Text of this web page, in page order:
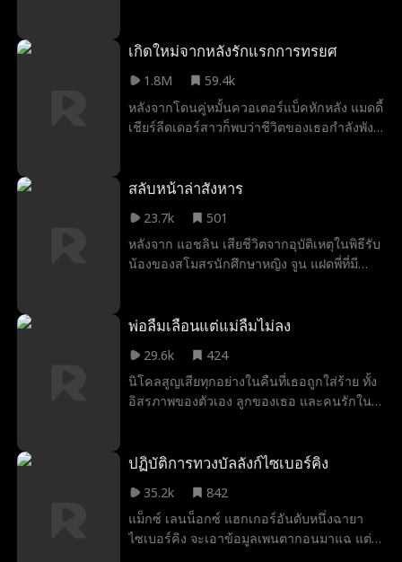
เขาจะถูกเปิดเผยขึ้นมา
งานแต่งงานใหม่ อลิซเห็นสามีของเธออีกครั้ง
เกิดใหม่จากหลังรักแรกการทรยศ
1.8M
59.4k
หลังจากโดนคู่หมั้นควอเตอร์แบ็คหักหลัง แมดดี้
เชียร์ลีดเดอร์สาวก็พบว่าชีวิตของเธอกำลังพัง
อย่างแปลกประหลาด แต่เธอต้องเผชิญกับบท
และแม่ของคาเมรอนวางแผนจะทำทุกอย่างเพื่อ
แยกทั้งคู่จากกัน
สลับหน้าล่าสังหาร
23.7k
501
หลังจาก แอชลิน เสียชีวิตจากอุบัติเหตุในพิธีรับ
น้องของสโมสรนักศึกษาหญิง จูน แฝดพี่ที่มี
เพื่อนสนิทหักเหลี่ยมโหดของแอชลินและแฟน
พ่อลืมเลือนแต่แม่ลืมไม่ลง
29.6k
424
นิโคลสูญเสียทุกอย่างในคืนที่เธอถูกใส่ร้าย ทั้ง
อิสรภาพของตัวเอง ลูกของเธอ และคนรักใน
หมั้นที่ยังถูกหลอกหลอนโดยผู้หญิงที่เขาเคยรัก
ว่าเธอคือนิโคล ความลับค่อย ๆ ปะทุขึ้นความ
ทรงจำหวนกลับ และไลลาลูกสาวที่ถูกพรากไป
คือสายใยที่ดึงพวกเขากลับมาหากัน เขาอาจจำ
ปฏิบัติการทวงบัลลังก์ไซเบอร์คิง
35.2k
842
แม็กซ์ เลนน็อกซ์ แฮกเกอร์อันดับหนึ่งฉายา
ไซเบอร์คิง จะเอาข้อมูลเพนตากอนมาแฉ แต่